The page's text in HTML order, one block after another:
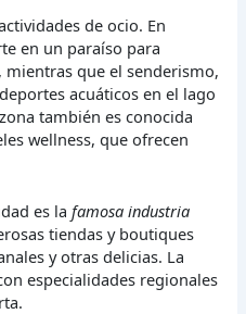
de ocio. En
en un paraíso para
que el senderismo,
acuáticos en el lago
también es conocida
wellness, que ofrecen
es lafamosa industria
tiendas y boutiques
y otras delicias. La
especialidades regionales